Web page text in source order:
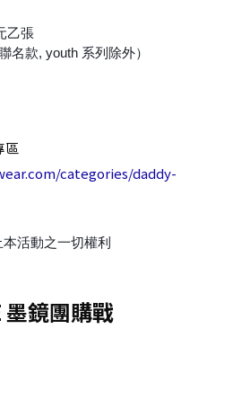
乙張
名款, youth 系列除外）
區
categories/daddy-
活動之一切權利
墨鏡團購戰